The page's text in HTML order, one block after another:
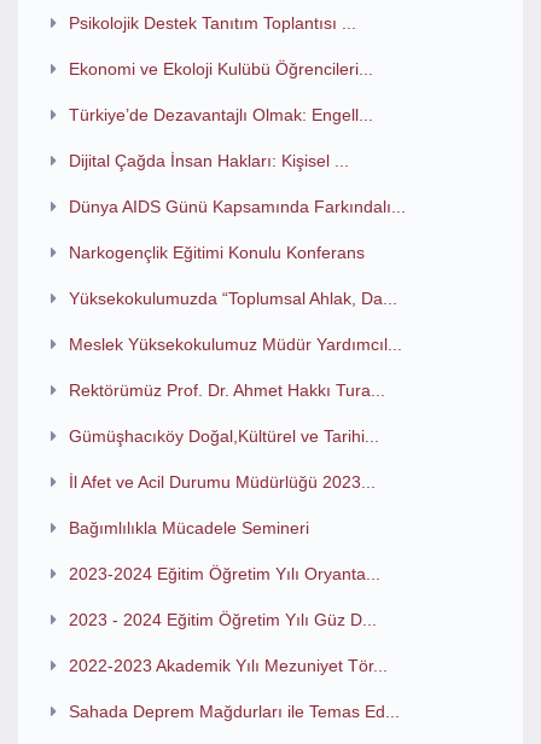
Psikolojik Destek Tanıtım Toplantısı ...
Ekonomi ve Ekoloji Kulübü Öğrencileri...
Türkiye’de Dezavantajlı Olmak: Engell...
Dijital Çağda İnsan Hakları: Kişisel ...
Dünya AIDS Günü Kapsamında Farkındalı...
Narkogençlik Eğitimi Konulu Konferans
Yüksekokulumuzda “Toplumsal Ahlak, Da...
Meslek Yüksekokulumuz Müdür Yardımcıl...
Rektörümüz Prof. Dr. Ahmet Hakkı Tura...
Gümüşhacıköy Doğal,Kültürel ve Tarihi...
İl Afet ve Acil Durumu Müdürlüğü 2023...
Bağımlılıkla Mücadele Semineri
2023-2024 Eğitim Öğretim Yılı Oryanta...
2023 - 2024 Eğitim Öğretim Yılı Güz D...
2022-2023 Akademik Yılı Mezuniyet Tör...
Sahada Deprem Mağdurları ile Temas Ed...